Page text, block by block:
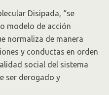
Disipada, “se
modelo de acción
normaliza de manera
y conductas en orden
social del sistema
ser derogado y